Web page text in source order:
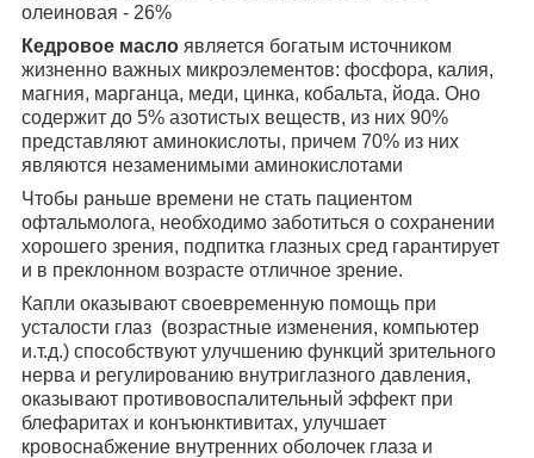
олеиновая - 26%
Кедровое масло является богатым источником
жизненно важных микроэлементов: фосфора, калия,
магния, марганца, меди, цинка, кобальта, йода. Оно
содержит до 5% азотистых веществ, из них 90%
представляют аминокислоты, причем 70% из них
являются незаменимыми аминокислотами
Чтобы раньше времени не стать пациентом
офтальмолога, необходимо заботиться о сохранении
хорошего зрения, подпитка глазных сред гарантирует
и в преклонном возрасте отличное зрение.
Капли оказывают своевременную помощь при
усталости глаз (возрастные изменения, компьютер
и.т.д.) способствуют улучшению функций зрительного
нерва и регулированию внутриглазного давления,
оказывают противовоспалительный эффект при
блефаритах и конъюнктивитах, улучшает
кровоснабжение внутренних оболочек глаза и